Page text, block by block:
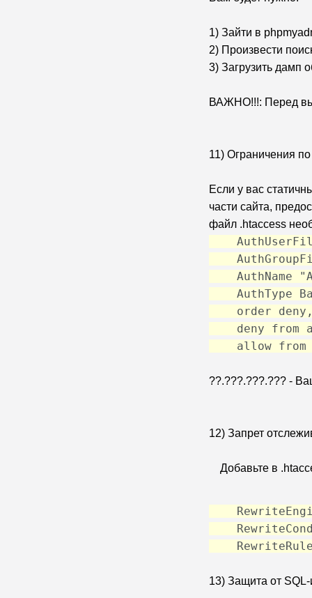
1) Зайти в
2) Произвести
3) Загрузить дамп
ВАЖНО!!!: Перед
11) Ограничения
Если у вас
части сайта,
файл .htaccess
AuthName
AuthType
order deny,
deny from
allow from
??.???.???.??? -
12) Запрет
Добавьте в
RewriteCond
13) Защита от